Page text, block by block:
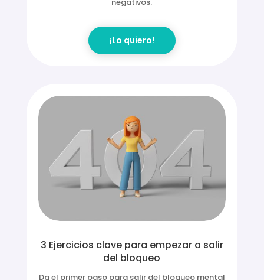
creencias distorsionadas, experiencias pasadas
negativos.
3 Ejercicios clave para empezar a salir